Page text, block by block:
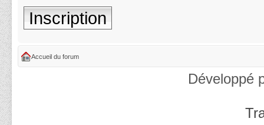
Inscription
Accueil du forum
Développé